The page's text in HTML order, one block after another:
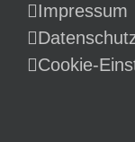
Impressum
Cookie-